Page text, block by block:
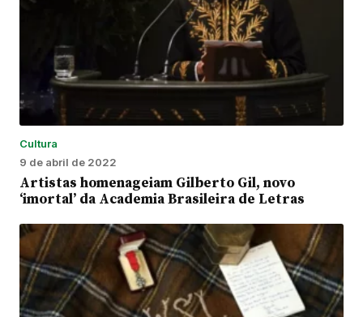
Cultura
9 de abril de 2022
Artistas homenageiam Gilberto Gil, novo
‘imortal’ da Academia Brasileira de Letras